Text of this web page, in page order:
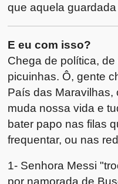
que aquela
E eu com isso?
Chega de política,
picuinhas. Ô, gente
País das Maravilhas,
muda nossa vida e
bater papo nas filas
frequentar, ou nas
1- Senhora Messi
por namorada de